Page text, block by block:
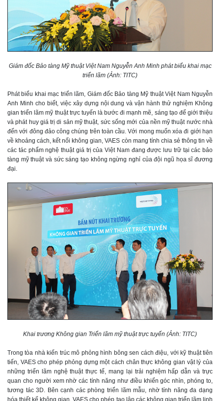
Giám đốc Bảo tàng Mỹ thuật Việt Nam Nguyễn Anh Minh phát biểu khai mạc
triển lãm (Ảnh: TITC)
Phát biểu khai mạc triển lãm, Giám đốc Bảo tàng Mỹ thuật Việt Nam Nguyễn
Anh Minh cho biết, việc xây dựng nội dung và vận hành thử nghiệm Không
gian triển lãm mỹ thuật trực tuyến là bước đi mạnh mẽ, sáng tạo để giới thiệu
và phát huy giá trị di sản mỹ thuật, sức sống mới của nền mỹ thuật nước nhà
đến với đông đảo công chúng trên toàn cầu. Với mong muốn xóa đi giới hạn
về khoảng cách, kết nối không gian, VAES còn mang tính chia sẻ thông tin về
các tác phẩm nghệ thuật giá trị của Việt Nam đang được lưu trữ tại các bảo
tàng mỹ thuật và sức sáng tạo không ngừng nghỉ của đội ngũ họa sĩ đương
đại.
Khai trương Không gian Triển lãm mỹ thuật trực tuyến (Ảnh: TITC)
Trong tòa nhà kiến trúc mô phỏng hình bông sen cách điệu, với kỹ thuật tiên
tiến, VAES cho phép phỏng dựng một cách chân thực không gian vật lý của
những triển lãm nghệ thuật thực tế, mang lại trải nghiệm hấp dẫn và trực
quan cho người xem nhờ các tính năng như điều khiển góc nhìn, phóng to,
tương tác 3D. Bên cạnh các phòng triển lãm mẫu, nhờ tính năng đa dạng
hóa thiết kế không gian, VAES cho phép tạo lập các không gian triển lãm linh